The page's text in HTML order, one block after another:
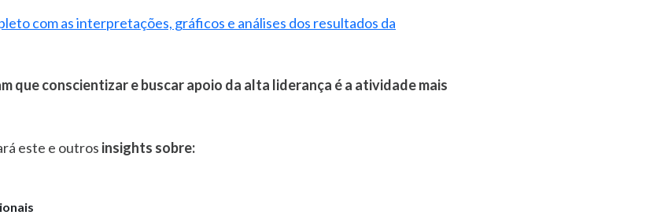
com as interpretações, gráficos e análises dos resultados da
que conscientizar e buscar apoio da alta liderança é a atividade mais
este e outros insights sobre: